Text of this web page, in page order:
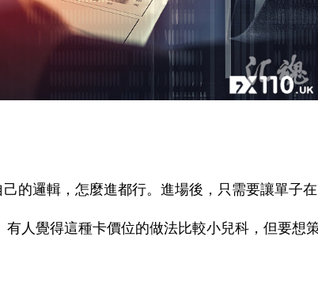
的邏輯，怎麼進都行。進場後，只需要讓單子
人覺得這種卡價位的做法比較小兒科，但要想